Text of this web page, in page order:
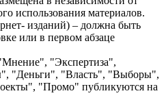
использования материалов.
изданий) – должна быть
или в первом абзаце
"Экспертиза",
"Деньги", "Власть", "Выборы",
"Промо" публикуются на